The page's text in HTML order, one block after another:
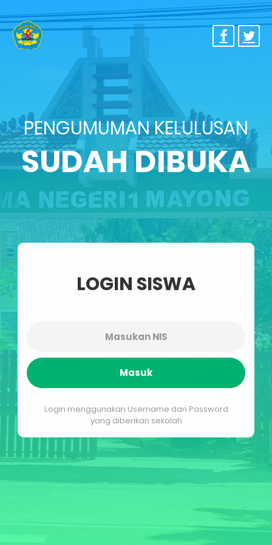
PENGUMUMAN KELULUSAN
SUDAH DIBUKA
LOGIN SISWA
Masuk
Login menggunakan Username dan Password
yang diberikan sekolah